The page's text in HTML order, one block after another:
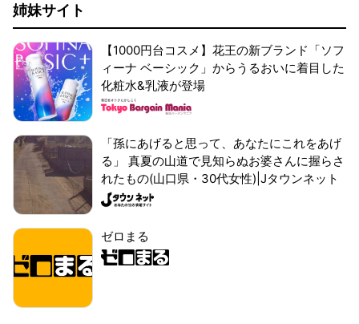
姉妹サイト
【1000円台コスメ】花王の新ブランド「ソフ
ィーナ ベーシック」からうるおいに着目した
化粧水&乳液が登場
「孫にあげると思って、あなたにこれをあげ
る」 真夏の山道で見知らぬお婆さんに握らさ
れたもの(山口県・30代女性)|Jタウンネット
ゼロまる